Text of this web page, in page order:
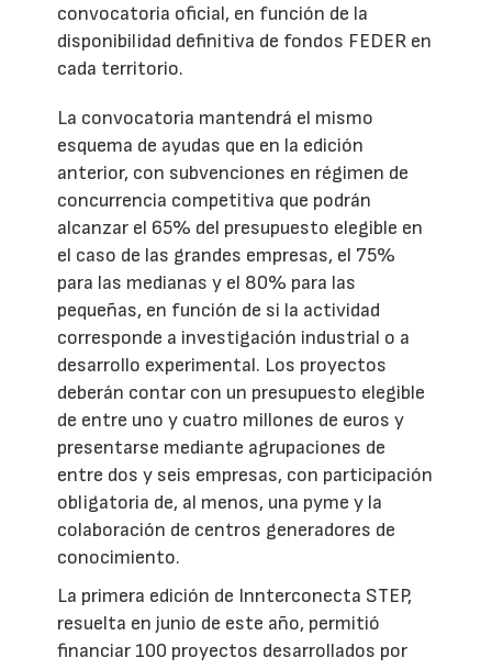
convocatoria oficial, en función de la
disponibilidad definitiva de fondos FEDER en
cada territorio.
La convocatoria mantendrá el mismo
esquema de ayudas que en la edición
anterior, con subvenciones en régimen de
concurrencia competitiva que podrán
alcanzar el 65% del presupuesto elegible en
el caso de las grandes empresas, el 75%
para las medianas y el 80% para las
pequeñas, en función de si la actividad
corresponde a investigación industrial o a
desarrollo experimental. Los proyectos
deberán contar con un presupuesto elegible
de entre uno y cuatro millones de euros y
presentarse mediante agrupaciones de
entre dos y seis empresas, con participación
obligatoria de, al menos, una pyme y la
colaboración de centros generadores de
conocimiento.
La primera edición de Innterconecta STEP,
resuelta en junio de este año, permitió
financiar 100 proyectos desarrollados por